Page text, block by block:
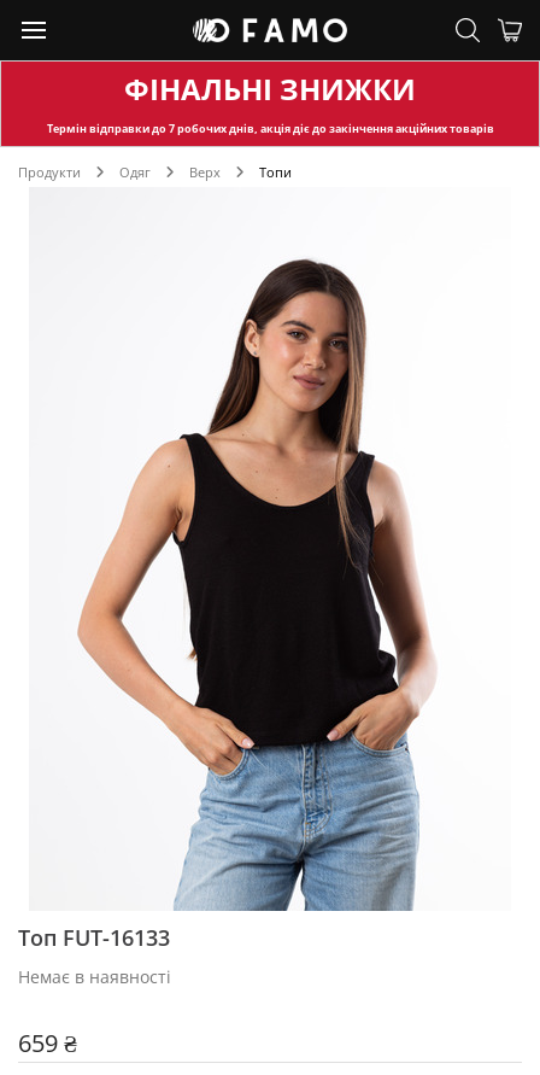
ФІНАЛЬНІ ЗНИЖКИ
Термін відправкидо 7 робочих днів, акція діє до закінчення акційних товарів
Продукти Одяг Верх Топи
Топ FUT-16133
Немає в наявності
659 ₴